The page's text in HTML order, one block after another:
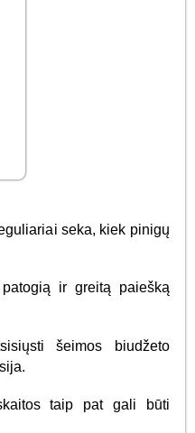
seka, kiek pinigų
ir greitą paiešką
šeimos biudžeto
taip pat gali būti